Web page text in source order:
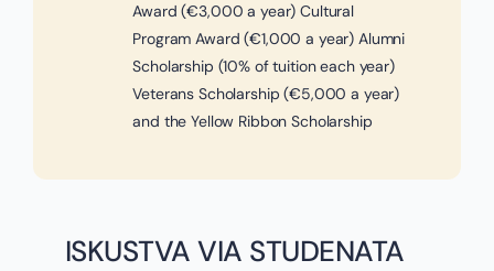
Award (€3,000 a year) Cultural
Program Award (€1,000 a year) Alumni
Scholarship (10% of tuition each year)
Veterans Scholarship (€5,000 a year)
and the Yellow Ribbon Scholarship
ISKUSTVA VIA STUDENATA